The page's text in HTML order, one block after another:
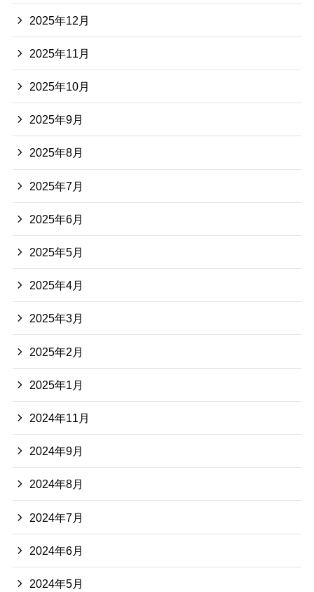
2025年12月
2025年11月
2025年10月
2025年9月
2025年8月
2025年7月
2025年6月
2025年5月
2025年4月
2025年3月
2025年2月
2025年1月
2024年11月
2024年9月
2024年8月
2024年7月
2024年6月
2024年5月